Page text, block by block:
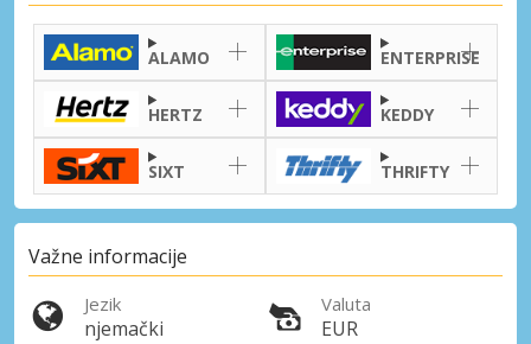
ALAMO ENTERPRISE
HERTZ KEDDY
SIXT THRIFTY
Važne informacije
Jezik
njemački
Valuta
EUR